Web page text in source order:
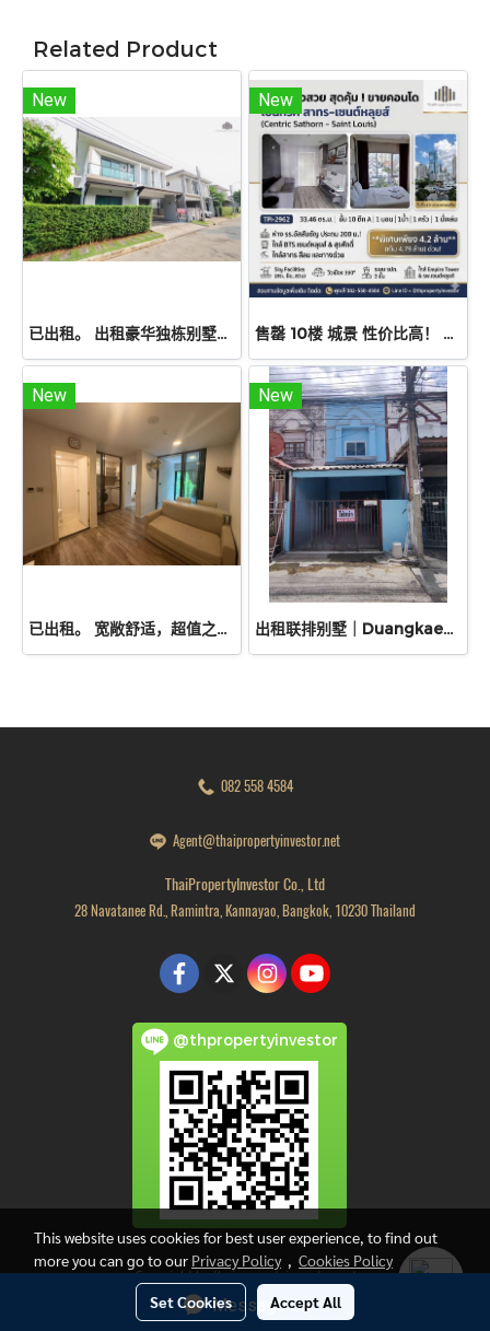
Message Us
Related Product
New
已出租。 出租豪华独栋别墅位于 PYVE Ratchaphruek–Sirindhorn 的稀有转角独栋别墅，土地面积 53.9 平方哇，使用面积 229 平方米，规划 3间卧室、4间浴室，配备宽敞厨房、Pantry、多功能房及花园空间。
New
售罄 10楼 城景 性价比高！ 出售公寓Centric Sathorn – Saint Louis（SC Asset开发），离Assumption小学仅200米，近BTS Saint Louis 600 米 近BTS Surasak，急售
New
已出租。 宽敞舒适，超值之选！出租公寓Atmoz Chaengwattana，34.88 平方米，两室一厅，二楼。毗邻 Lotus、Makro 和 Central Chaengwattana 购物中心。近 MRT Sri Ratch 地铁站和 Sri Ratch 高速公路！
New
出租联排别墅｜Duangkaew Village
082 558 4584
Agent@thaipropertyinvestor.net
ThaiPropertyInvestor Co., Ltd
28 Navatanee Rd., Ramintra, Kannayao, Bangkok, 10230 Thailand
@thpropertyinvestor
Copyright by thaipropertyinvestor.net
Visitor today 1
This website uses cookies for best user experience, to find out
more you can go to our Privacy Policy, Cookies Policy
Set Cookies Accept All